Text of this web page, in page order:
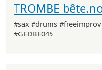
TROMBE
#sax #drums #freeimprov
#GEDBE045